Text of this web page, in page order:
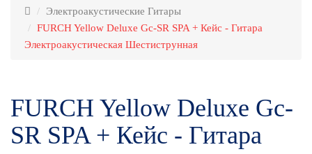
Электроакустические Гитары
FURCH Yellow Deluxe Gc-SR SPA + Кейс - Гитара
Электроакустическая Шестиструнная
FURCH Yellow Deluxe Gc-
SR SPA + Кейс - Гитара